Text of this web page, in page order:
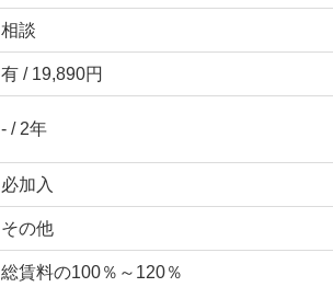
相談
有 / 19,890円
- / 2年
必加入
その他
総賃料の100％～120％